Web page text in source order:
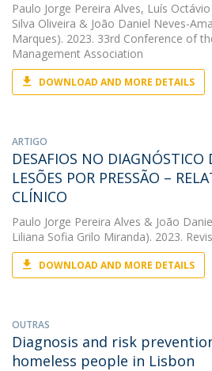
Paulo Jorge Pereira Alves, Luís
Silva Oliveira & João Daniel Neves-
Marques). 2023. 33rd Conference of
Management Association
DOWNLOAD AND MORE DETAILS
ARTIGO
DESAFIOS NO DIAGNÓSTICO
LESÕES POR PRESSÃO –
CLÍNICO
Paulo Jorge Pereira Alves & João
Liliana Sofia Grilo Miranda). 2023.
DOWNLOAD AND MORE DETAILS
OUTRAS
Diagnosis and risk
homeless people in Lisbon